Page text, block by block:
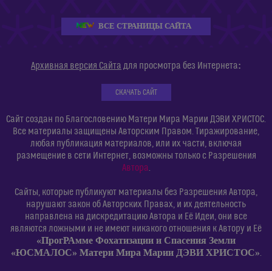
ВСЕ СТРАНИЦЫ САЙТА
Архивная версия Сайта для просмотра без Интернета:
СКАЧАТЬ САЙТ
Сайт создан по Благословению Матери Мира Марии ДЭВИ ХРИСТОС.
Все материалы защищены Авторским Правом. Тиражирование,
любая публикация материалов, или их части, включая
размещение в сети Интернет, возможны только с Разрешения
Автора.
Сайты, которые публикуют материалы без Разрешения Автора,
нарушают закон об Авторских Правах, и их деятельность
направлена на дискредитацию Автора и Её Идеи, они все
являются ложными и не имеют никакого отношения к Автору и Её
«ПрогРАмме Фохатизации и Спасения Земли
«ЮСМАЛОС» Матери Мира Марии ДЭВИ ХРИСТОС».